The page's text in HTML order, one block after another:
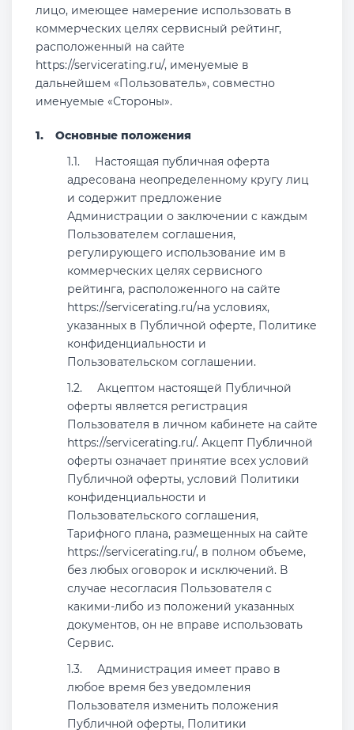
лицо, имеющее намерение использовать в
коммерческих целях сервисный рейтинг,
расположенный на сайте
https://servicerating.ru/, именуемые в
дальнейшем «Пользователь», совместно
именуемые «Стороны».
Основные положения
Настоящая публичная оферта
адресована неопределенному кругу лиц
и содержит предложение
Администрации о заключении с каждым
Пользователем соглашения,
регулирующего использование им в
коммерческих целях сервисного
рейтинга, расположенного на сайте
https://servicerating.ru/на условиях,
указанных в Публичной оферте, Политике
конфиденциальности и
Пользовательском соглашении.
Акцептом настоящей Публичной
оферты является регистрация
Пользователя в личном кабинете на сайте
https://servicerating.ru/. Акцепт Публичной
оферты означает принятие всех условий
Публичной оферты, условий Политики
конфиденциальности и
Пользовательского соглашения,
Тарифного плана, размещенных на сайте
https://servicerating.ru/, в полном объеме,
без любых оговорок и исключений. В
случае несогласия Пользователя с
какими-либо из положений указанных
документов, он не вправе использовать
Сервис.
Администрация имеет право в
любое время без уведомления
Пользователя изменить положения
Публичной оферты, Политики